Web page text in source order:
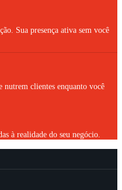
Sua presença ativa sem você
nutrem clientes enquanto você
à realidade do seu negócio.